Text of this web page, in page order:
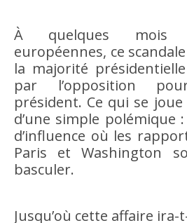
À quelques mois
européennes, ce
la majorité
par l’opposition
président. Ce qui se joue
d’une simple polémique
d’influence où les
Paris et Washington
basculer.
Jusqu’où cette affaire ira-